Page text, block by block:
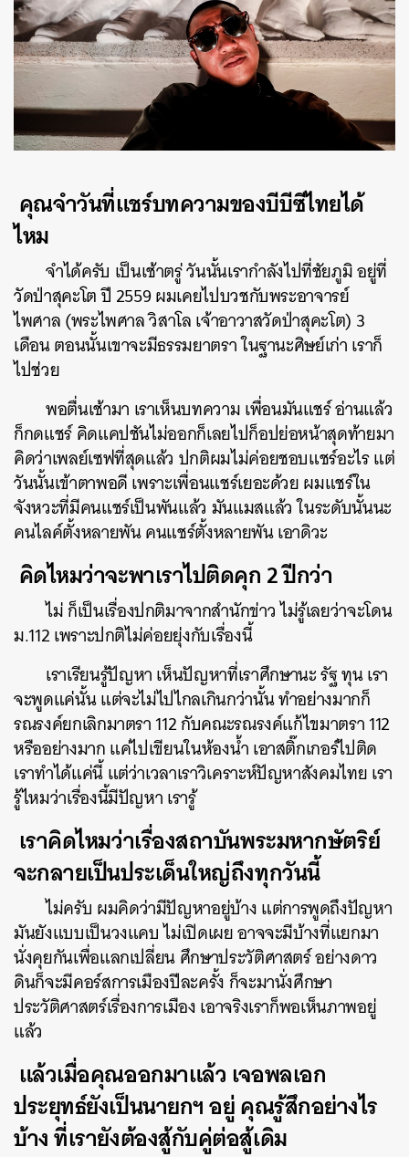
คุณจำวันที่แชร์บทความของบีบีซีไทยได้
ไหม
จำได้ครับ เป็นเช้าตรู่ วันนั้นเรากำลังไปที่ชัยภูมิ อยู่ที่
วัดป่าสุคะโต ปี 2559 ผมเคยไปบวชกับพระอาจารย์
ไพศาล (พระไพศาล วิสาโล เจ้าอาวาสวัดป่าสุคะโต) 3
เดือน ตอนนั้นเขาจะมีธรรมยาตรา ในฐานะศิษย์เก่า เราก็
ไปช่วย
พอตื่นเช้ามา เราเห็นบทความ เพื่อนมันแชร์ อ่านแล้ว
ก็กดแชร์ คิดแคปชันไม่ออกก็เลยไปก็อปย่อหน้าสุดท้ายมา
คิดว่าเพลย์เซฟที่สุดแล้ว ปกติผมไม่ค่อยชอบแชร์อะไร แต่
วันนั้นเข้าตาพอดี เพราะเพื่อนแชร์เยอะด้วย ผมแชร์ใน
จังหวะที่มีคนแชร์เป็นพันแล้ว มันแมสแล้ว ในระดับนั้นนะ
คนไลค์ตั้งหลายพัน คนแชร์ตั้งหลายพัน เอาดิวะ
คิดไหมว่าจะพาเราไปติดคุก2 ปีกว่า
ไม่ ก็เป็นเรื่องปกติมาจากสำนักข่าว ไม่รู้เลยว่าจะโดน
ม.112 เพราะปกติไม่ค่อยยุ่งกับเรื่องนี้
เราเรียนรู้ปัญหา เห็นปัญหาที่เราศึกษานะ รัฐ ทุน เรา
จะพูดแค่นั้น แต่จะไม่ไปไกลเกินกว่านั้น ทำอย่างมากก็
รณรงค์ยกเลิกมาตรา 112 กับคณะรณรงค์แก้ไขมาตรา 112
หรืออย่างมาก แค่ไปเขียนในห้องน้ำ เอาสติ๊กเกอร์ไปติด
เราทำได้แค่นี้ แต่ว่าเวลาเราวิเคราะห์ปัญหาสังคมไทย เรา
รู้ไหมว่าเรื่องนี้มีปัญหา เรารู้
เราคิดไหมว่าเรื่องสถาบันพระมหากษัตริย์
จะกลายเป็นประเด็นใหญ่ถึงทุกวันนี้
ไม่ครับ ผมคิดว่ามีปัญหาอยู่บ้าง แต่การพูดถึงปัญหา
มันยังแบบเป็นวงแคบ ไม่เปิดเผย อาจจะมีบ้างที่แยกมา
นั่งคุยกันเพื่อแลกเปลี่ยน ศึกษาประวัติศาสตร์ อย่างดาว
ดินก็จะมีคอร์สการเมืองปีละครั้ง ก็จะมานั่งศึกษา
ประวัติศาสตร์เรื่องการเมือง เอาจริงเราก็พอเห็นภาพอยู่
แล้ว
แล้วเมื่อคุณออกมาแล้ว เจอพลเอก
ประยุทธ์ยังเป็นนายกฯ อยู่ คุณรู้สึกอย่างไร
บ้าง ที่เรายังต้องสู้กับคู่ต่อสู้เดิม